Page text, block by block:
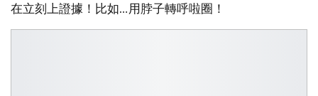
在立刻上證據！比如…用脖子轉呼啦圈！